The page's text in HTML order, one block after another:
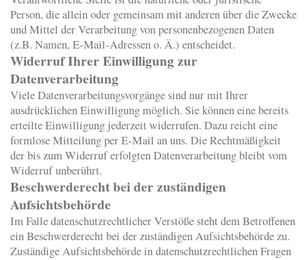
Person, die allein oder gemeinsam mit anderen über die Zwecke
und Mittel der Verarbeitung von personenbezogenen Daten
(z.B. Namen, E-Mail-Adressen o. Ä.) entscheidet.
Widerruf Ihrer Einwilligung zur
Datenverarbeitung
Viele Datenverarbeitungsvorgänge sind nur mit Ihrer
ausdrücklichen Einwilligung möglich. Sie können eine bereits
erteilte Einwilligung jederzeit widerrufen. Dazu reicht eine
formlose Mitteilung per E-Mail an uns. Die Rechtmäßigkeit
der bis zum Widerruf erfolgten Datenverarbeitung bleibt vom
Widerruf unberührt.
Beschwerderecht bei der zuständigen
Aufsichtsbehörde
Im Falle datenschutzrechtlicher Verstöße steht dem Betroffenen
ein Beschwerderecht bei der zuständigen Aufsichtsbehörde zu.
Zuständige Aufsichtsbehörde in datenschutzrechtlichen Fragen